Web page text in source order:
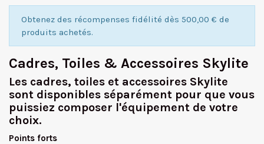
Obtenez des récompenses fidélité dès 500,00 € de
produits achetés.
Cadres, Toiles & Accessoires Skylite
Les cadres, toiles et accessoires Skylite
sont disponibles séparément pour que vous
puissiez composer l'équipement de votre
choix.
Points forts